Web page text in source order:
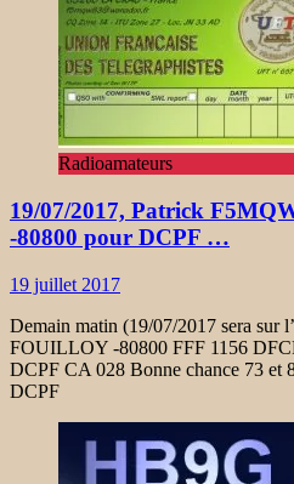
Radioamateurs
19/07/2017, Patrick
-80800 pour DCPF …
19 juillet 2017
Demain matin (19/07/2017 sera sur
FOUILLOY -80800 FFF 1156
DCPF CA 028 Bonne chance 73 et
DCPF